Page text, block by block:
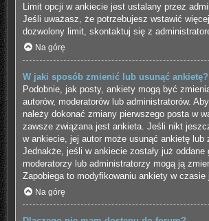
Limit opcji w ankiecie jest ustalany przez
Jeśli uważasz, że potrzebujesz wstawić
dozwolony limit, skontaktuj się z
Na górę
W jaki sposób zmienić lub usunąć ankietę?
Podobnie, jak posty, ankiety mogą być
autorów, moderatorów lub administratorów.
należy dokonać zmiany pierwszego posta w
zawsze związana jest ankieta. Jeśli nikt
w ankiecie, jej autor może usunąć ankietę lub
Jednakże, jeśli w ankiecie zostały już oddane
moderatorzy lub administratorzy mogą ją
Zapobiega to modyfikowaniu ankiety w czasie
Na górę